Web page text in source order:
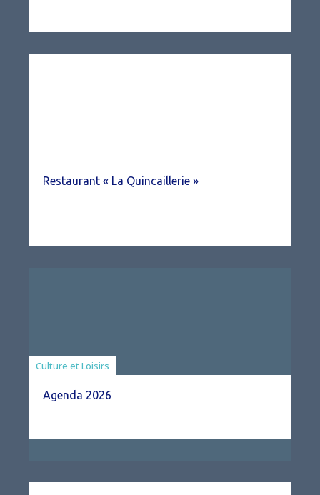
Restaurant « La Quincaillerie »
Associations
Culture et Loisirs
Agenda 2026